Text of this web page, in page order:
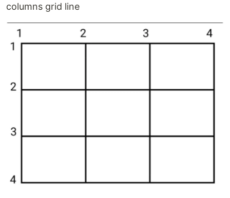
columns grid line